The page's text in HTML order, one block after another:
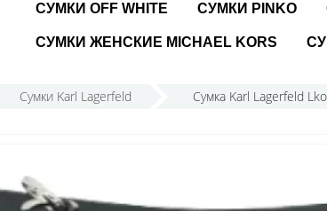
СУМКИ OFF WHITE СУМКИ PINKO
СУМКИ ЖЕНСКИЕ MICHAEL KORS
Сумки Karl Lagerfeld Сумка Karl Lagerfeld